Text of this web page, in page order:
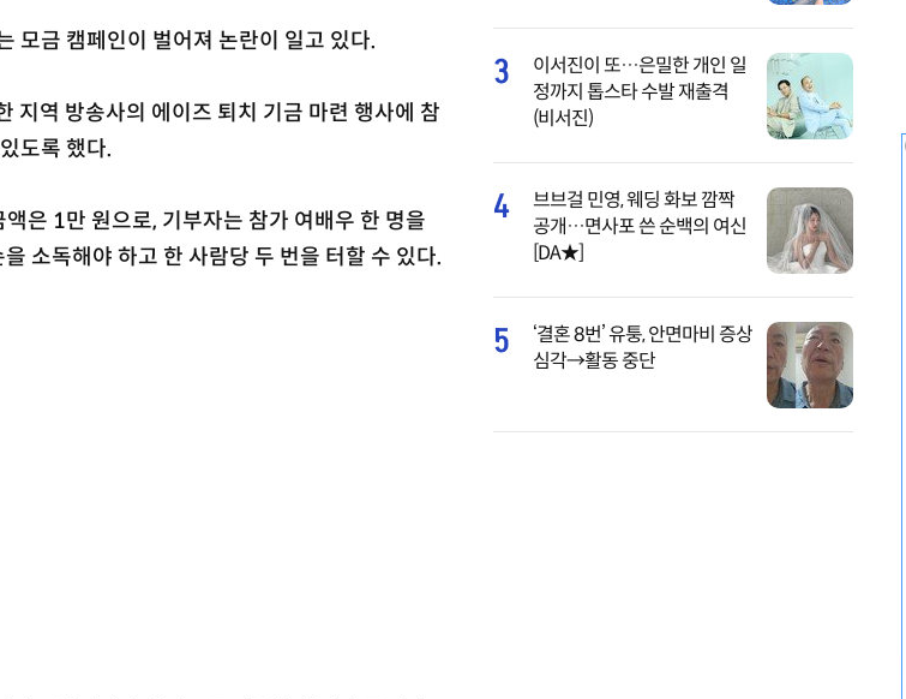
모금 캠페인이 벌어져 논란이 일고 있다.
지역 방송사의 에이즈 퇴치 기금 마련 행사에 참
도록 했다.
은 1만 원으로, 기부자는 참가 여배우 한 명을
소독해야 하고 한 사람당 두 번을 터할 수 있다.
3
이서진이 또…은밀한 개인 일
정까지 톱스타 수발 재출격
(비서진)
4
브브걸 민영, 웨딩 화보 깜짝
공개…면사포 쓴 순백의 여신
[DA★]
5
‘결혼 8번’ 유퉁, 안면마비 증상
심각→활동 중단